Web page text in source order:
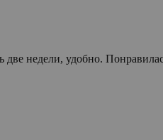
недели, удобно.